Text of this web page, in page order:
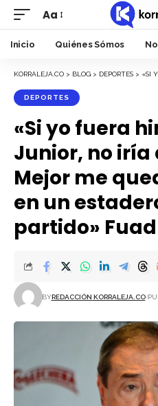
Font
Resizer
Aa
Inicio Quiénes Sómos
KORRALEJA.CO > BLOG > DEPORTES > «SI YO
DEPORTES
«Si yo fuera
Junior, no iría
Mejor me
en un
partido»
BYREDACCIÓN KORRALEJA.CO